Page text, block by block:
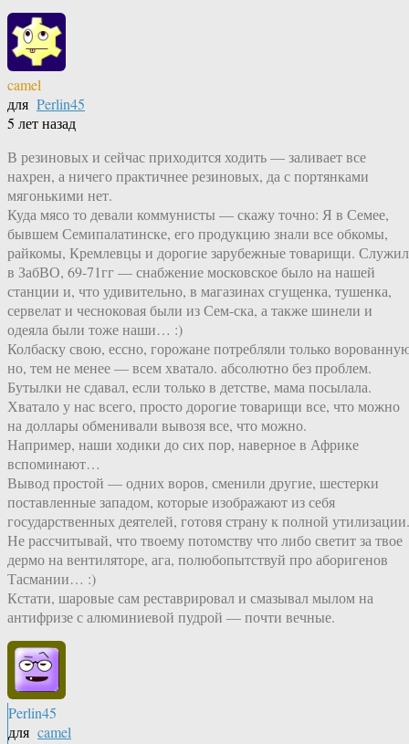
camel
для Perlin45
5 лет назад
В резиновых и сейчас приходится ходить — заливает все
нахрен, а ничего практичнее резиновых, да с портянками
мягонькими нет.
Куда мясо то девали коммунисты — скажу точно: Я в Семее,
бывшем Семипалатинске, его продукцию знали все обкомы,
райкомы, Кремлевцы и дорогие зарубежные товарищи. Служил
в ЗабВО, 69-71гг — снабжение московское было на нашей
станции и, что удивительно, в магазинах сгущенка, тушенка,
сервелат и чесноковая были из Сем-ска, а также шинели и
одеяла были тоже наши… :)
Колбаску свою, ессно, горожане потребляли только
но, тем не менее — всем хватало. абсолютно без проблем.
Бутылки не сдавал, если только в детстве, мама посылала.
Хватало у нас всего, просто дорогие товарищи все, что можно
на доллары обменивали вывозя все, что можно.
Например, наши ходики до сих пор, наверное в Африке
вспоминают…
Вывод простой — одних воров, сменили другие, шестерки
поставленные западом, которые изображают из себя
государственных деятелей, готовя страну к полной утилизации.
Не рассчитывай, что твоему потомству что либо светит за твое
дермо на вентиляторе, ага, полюбопытствуй про аборигенов
Тасмании… :)
Кстати, шаровые сам реставрировал и смазывал мылом на
антифризе с алюминиевой пудрой — почти вечные.
Perlin45
для camel